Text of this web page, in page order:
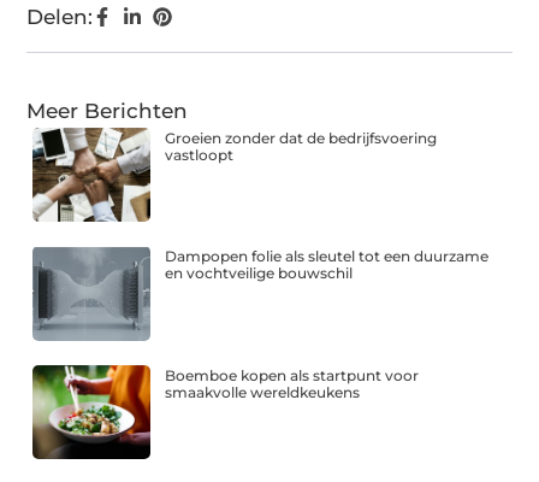
Delen:
Meer Berichten
Groeien zonder dat de bedrijfsvoering
vastloopt
Dampopen folie als sleutel tot een duurzame
en vochtveilige bouwschil
Boemboe kopen als startpunt voor
smaakvolle wereldkeukens